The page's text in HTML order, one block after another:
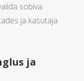
sobiva
ja kasutaja
ja